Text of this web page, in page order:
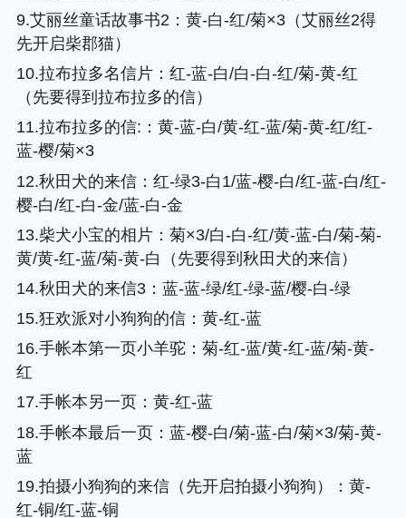
9.艾丽丝童话故事书2：黄-白-红/菊×3（艾丽丝2得
先开启柴郡猫）
10.拉布拉多名信片：红-蓝-白/白-白-红/菊-黄-红
（先要得到拉布拉多的信）
11.拉布拉多的信: ：黄-蓝-白/黄-红-蓝/菊-黄-红/红-
蓝-樱/菊×3
12.秋田犬的来信：红-绿3-白1/蓝-樱-白/红-蓝-白/红-
樱-白/红-白-金/蓝-白-金
13.柴犬小宝的相片：菊×3/白-白-红/黄-蓝-白/菊-菊-
黄/黄-红-蓝/菊-黄-白（先要得到秋田犬的来信）
14.秋田犬的来信3：蓝-蓝-绿/红-绿-蓝/樱-白-绿
15.狂欢派对小狗狗的信：黄-红-蓝
16.手帐本第一页小羊驼：菊-红-蓝/黄-红-蓝/菊-黄-
红
17.手帐本另一页 ：黄-红-蓝
18.手帐本最后一页：蓝-樱-白/菊-蓝-白/菊×3/菊-黄-
蓝
19.拍摄小狗狗的来信（先开启拍摄小狗狗）
：黄-
红-铜/红-蓝-铜